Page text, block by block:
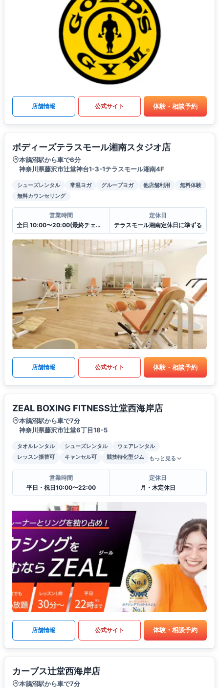
店舗情報 公式サイト 体験・相談予約
ボディーズテラスモール湘南スタジオ店
本鵠沼駅から車で6分
神奈川県藤沢市辻堂神台1-3-1テラスモール湘南4F
シューズレンタル 常温ヨガ グループヨガ 他店舗利用
無料体験
無料カウンセリング
営業時間
全日 10:00〜20:00(最終チェックイン19:30)
定休日
テラスモール湘南定休日に準ずる
店舗情報 公式サイト 体験・相談予約
ZEAL BOXING FITNESS辻堂西海岸店
本鵠沼駅から車で7分
神奈川県藤沢市辻堂6丁目18-5
タオルレンタル シューズレンタル
ウェアレンタル
レッスン振替可
キャンセル可 競技特化型ジム もっと見る
営業時間
平日・祝日10:00〜22:00
定休日
月・木定休日
店舗情報 公式サイト 体験・相談予約
カーブス辻堂西海岸店
本鵠沼駅から車で7分